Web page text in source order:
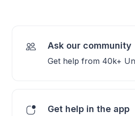
Ask our community
Get help from 40k+
Get help in the app